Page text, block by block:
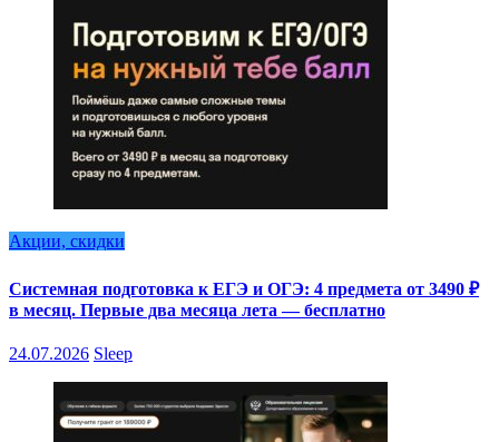
Акции, скидки
Системная подготовка к ЕГЭ и ОГЭ: 4 предмета от 3490 ₽
в месяц. Первые два месяца лета — бесплатно
24.07.2026 Sleep